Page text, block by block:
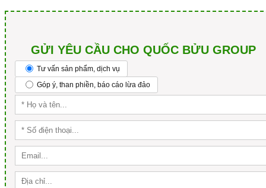
GỬI YÊU CẦU CHO QUỐC BỬU GROUP
Tư vấn sản phẩm, dịch vụ
Góp ý, than phiền, báo cáo lừa đảo